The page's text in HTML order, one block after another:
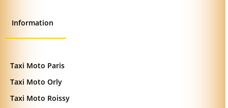
Information
Taxi Moto Paris
Taxi Moto Orly
Taxi Moto Roissy